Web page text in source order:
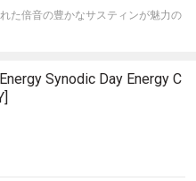
た倍音の豊かなサスティンが魅力の
Synodic Day Energy C